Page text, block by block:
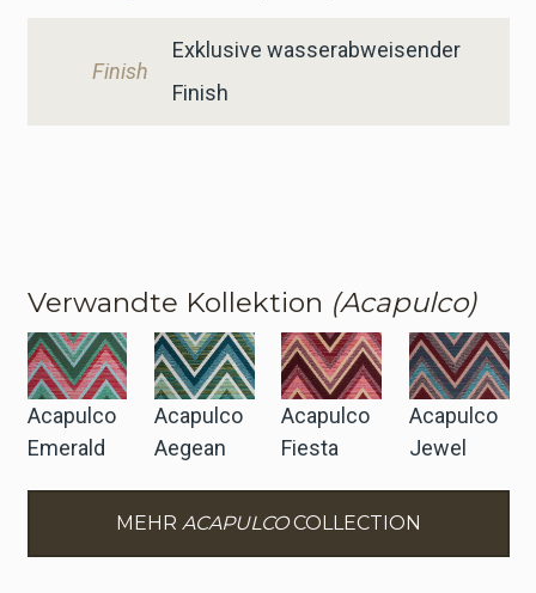
Finish
Exklusive wasserabweisender
Finish
Verwandte Kollektion (Acapulco)
Acapulco
Emerald
Acapulco
Aegean
Acapulco
Fiesta
Acapulco
Jewel
MEHR ACAPULCOCOLLECTION